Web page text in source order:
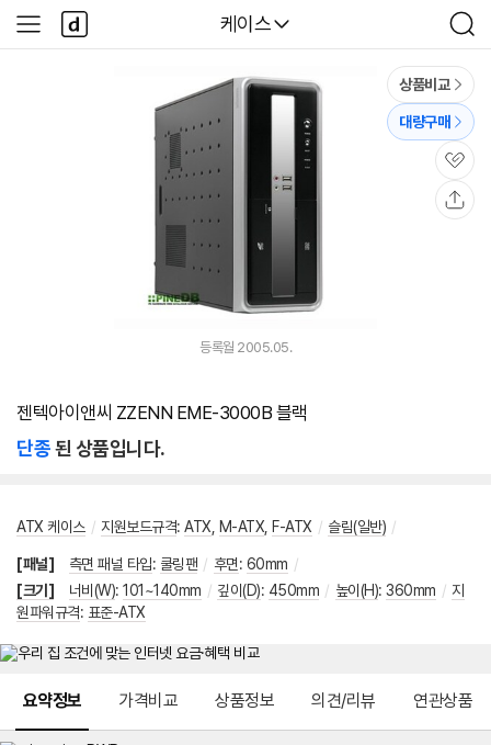
다나와
케이스
검
색
사
이
다
나
와
상품비교
대량구매
관
심
등록월 2005.05.
젠텍아이앤씨 ZZENN EME-3000B 블랙
단종된 상품입니다.
ATX 케이스 / 지원보드규격: ATX M-ATX F-ATX / 슬림(일반) /
[패널] 측면 패널 타입: 쿨링팬 / 후면: 60mm /
[크기]
너비(W): 101~140mm / 깊이(D): 450mm / 높이(H): 360mm / 지
원파워규격: 표준-ATX
요약정보 가격비교 상품정보 의견/리뷰 연관상품